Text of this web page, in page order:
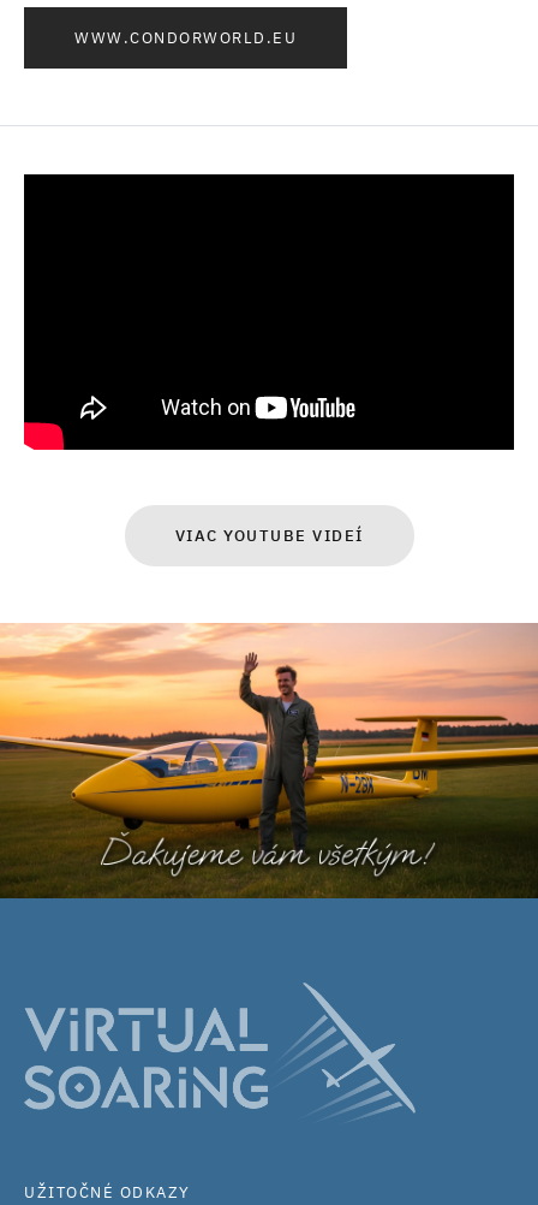
WWW.CONDORWORLD.EU
VIAC YOUTUBE VIDEÍ
UŽITOČNÉ ODKAZY